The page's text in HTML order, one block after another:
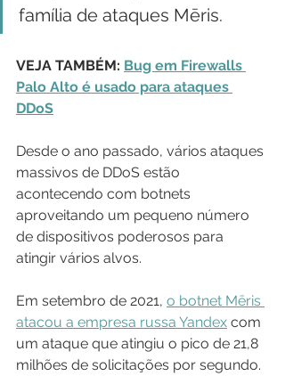
família de ataques Mēris.
VEJA TAMBÉM: Bug em Firewalls
Palo Alto é usado para ataques
DDoS
Desde o ano passado, vários ataques
massivos de DDoS estão
acontecendo com botnets
aproveitando um pequeno número
de dispositivos poderosos para
atingir vários alvos.
Em setembro de 2021, o botnet Mēris
atacou a empresa russa Yandex com
um ataque que atingiu o pico de 21,8
milhões de solicitações por segundo.